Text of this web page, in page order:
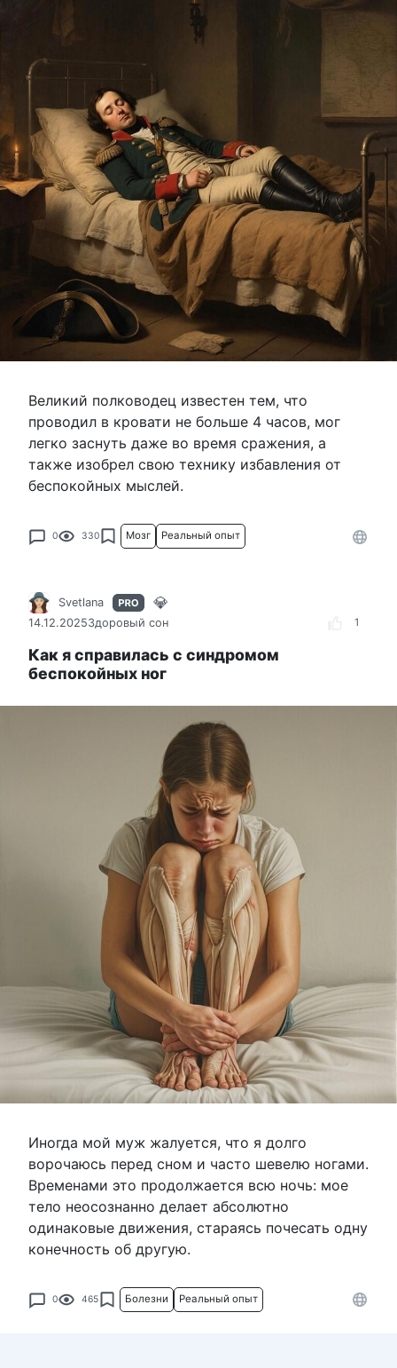
Великий полководец известен тем, что
проводил в кровати не больше 4 часов, мог
легко заснуть даже во время сражения, а
также изобрел свою технику избавления от
беспокойных мыслей.
0 330 Мозг Реальный опыт
1
Svetlana
14.12.2025Здоровый сон
Как я справилась с синдромом
беспокойных ног
Иногда мой муж жалуется, что я долго
ворочаюсь перед сном и часто шевелю ногами.
Временами это продолжается всю ночь: мое
тело неосознанно делает абсолютно
одинаковые движения, стараясь почесать одну
конечность об другую.
0 465 Болезни Реальный опыт